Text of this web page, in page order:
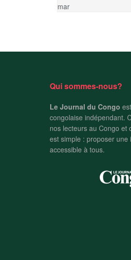
mar
Qui sommes-nous?
Le Journal du Congo
congolaise indépendant.
nos lecteurs au Congo et
est simple : proposer
accessible à tous.